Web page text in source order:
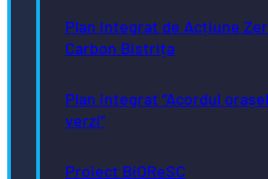
Plan Integrat de Acțiune
Carbon Bistrița
Plan integrat “Acordul
verzi”
Proiect BiOReSC